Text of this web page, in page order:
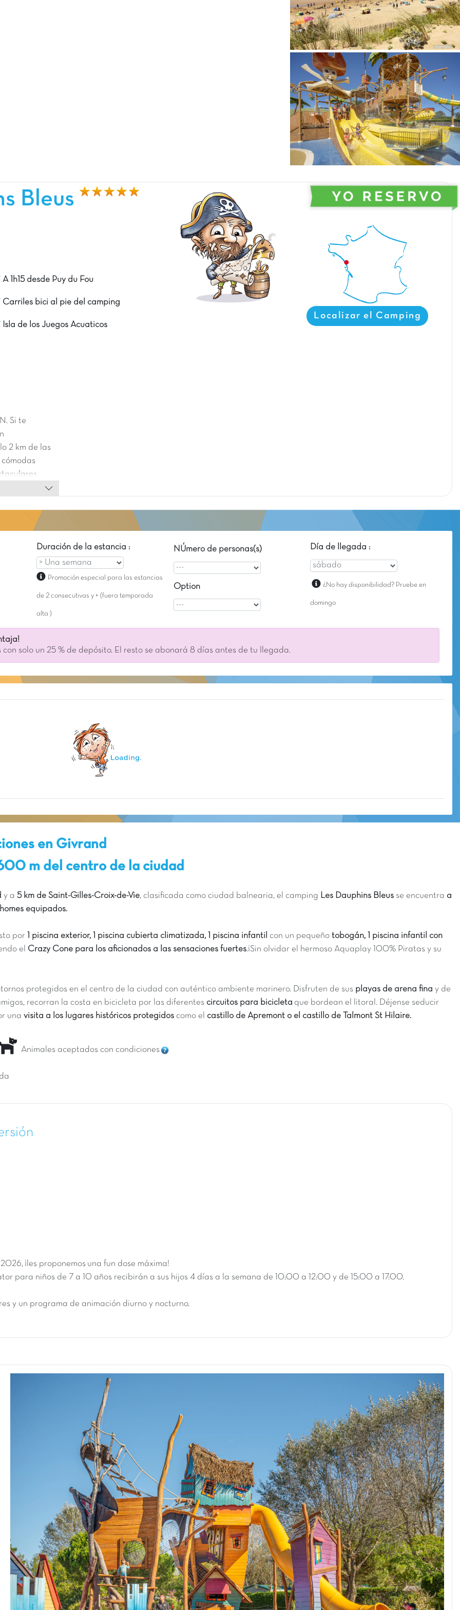
Bleus
A 1h15 desde Puy du Fou
Carriles bici al pie del camping
Isla de los Juegos Acuaticos
Localizar el Camping
Si te
2 km de las
de
Duración de la estancia :
Promoción especial para las estancias
de 2 consecutivas y + (fuera temporada
alta )
NÚmero de personas(s)
Option
Día de llegada :
¿No hay disponibilidad? Pruebe en
domingo
con solo un 25 % de depósito. El resto se abonará 8 días antes de tu llegada.
en Givrand
m del centro de la ciudad
y a 5 km de Saint-Gilles-Croix-de-Vie, clasificada como ciudad balnearia, el camping Les Dauphins Bleus se encuentra a
equipados.
por 1 piscina exterior, 1 piscina cubierta climatizada, 1 piscina infantil con un pequeño tobogán, 1 piscina infantil con
el Crazy Cone para los aficionados a las sensaciones fuertes.¡Sin olvidar el hermoso Aquaplay 100% Piratas y su
protegidos en el centro de la ciudad con auténtico ambiente marinero. Disfruten de sus playas de arena fina y de
recorran la costa en bicicleta por las diferentes circuitos para bicicleta que bordean el litoral. Déjense seducir
una visita a los lugares históricos protegidos como el castillo de Apremont o el castillo de Talmont St Hilaire.
Animales aceptados con condiciones
2026, ¡les proponemos una fun dose máxima!
para niños de 7 a 10 años recibirán a sus hijos 4 días a la semana de 10:00 a 12:00 y de 15:00 a 17:00.
y un programa de animación diurno y nocturno.